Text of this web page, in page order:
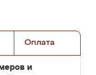
Оплата
и